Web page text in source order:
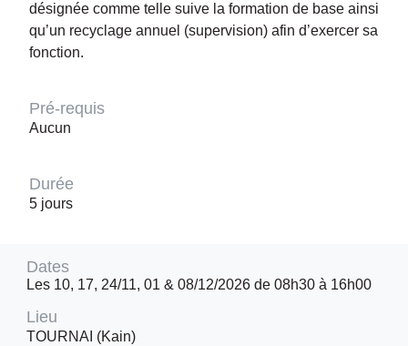
désignée comme telle suive la formation de base ainsi
qu’un recyclage annuel (supervision) afin d’exercer sa
fonction.
Pré-requis
Aucun
Durée
5 jours
Dates
Les 10, 17, 24/11, 01 & 08/12/2026 de 08h30 à 16h00
Lieu
TOURNAI (Kain)